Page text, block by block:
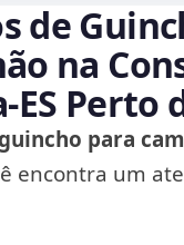
de
na
Perto
para
encontra um